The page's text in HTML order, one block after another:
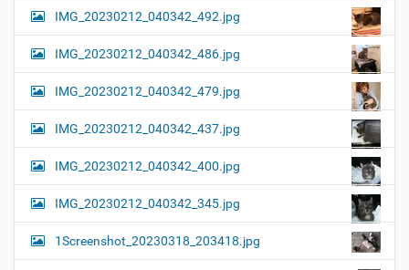
IMG_20230212_040342_492.jpg
IMG_20230212_040342_486.jpg
IMG_20230212_040342_479.jpg
IMG_20230212_040342_437.jpg
IMG_20230212_040342_400.jpg
IMG_20230212_040342_345.jpg
1Screenshot_20230318_203418.jpg